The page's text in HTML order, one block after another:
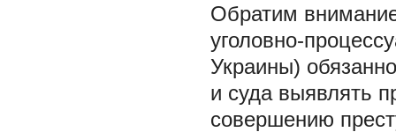
Обратим
уголовно-
Украины)
и суда выявлять
совершению